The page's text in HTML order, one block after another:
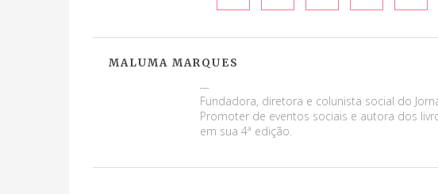
MALUMA MARQUES
Fundadora, diretora e colunista social do
Promoter de eventos sociais e autora dos
em sua 4ª edição.